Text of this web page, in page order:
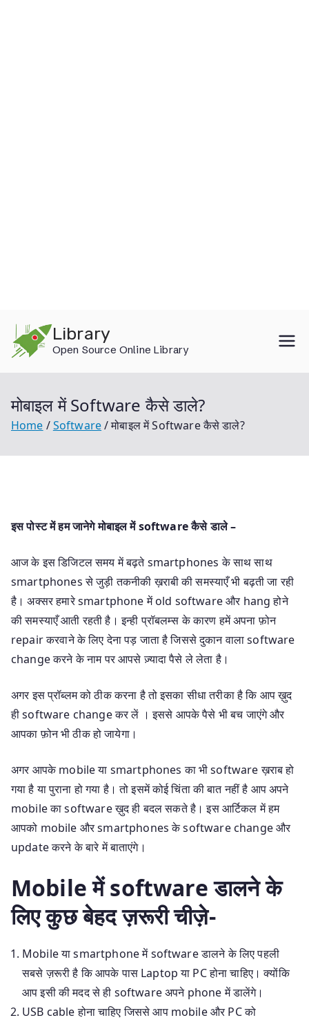
content
Library
Open Source Online Library
मोबाइल में Software कैसे डाले?
Home Software मोबाइल में Software कैसे डाले?
इस पोस्ट में हम जानेगे मोबाइल में software कैसे डाले –
आज के इस डिजिटल समय में बढ़ते smartphones के साथ साथ
smartphones से जुड़ी तकनीकी ख़राबी की समस्याएँ भी बढ़ती जा रही
है। अक्सर हमारे smartphone में old software और hang होने
की समस्याएँ आती रहती है। इन्ही प्रॉबलम्स के कारण हमें अपना फ़ोन
repair करवाने के लिए देना पड़ जाता है जिससे दुकान वाला software
change करने के नाम पर आपसे ज़्यादा पैसे ले लेता है।
अगर इस प्रॉब्लम को ठीक करना है तो इसका सीधा तरीका है कि आप ख़ुद
ही software change कर लें । इससे आपके पैसे भी बच जाएंगे और
आपका फ़ोन भी ठीक हो जायेगा।
अगर आपके mobile या smartphones का भी software ख़राब हो
गया है या पुराना हो गया है। तो इसमें कोई चिंता की बात नहीं है आप अपने
mobile का software ख़ुद ही बदल सकते है। इस आर्टिकल में हम
आपको mobile और smartphones के software change और
update करने के बारे में बाताएंगे।
Mobile में software डालने के
लिए कुछ बेहद ज़रूरी चीज़े-
Mobile या smartphone में software डालने के लिए पहली
सबसे ज़रूरी है कि आपके पास Laptop या PC होना चाहिए। क्योंकि
आप इसी की मदद से ही software अपने phone में डालेंगे।
USB cable होना चाहिए जिससे आप mobile और PC को